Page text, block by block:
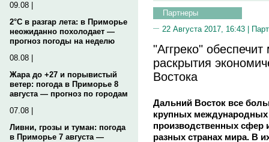
09.08 |
2°C в разгар лета: в Приморье
неожиданно похолодает —
прогноз погоды на неделю
08.08 |
Жара до +27 и порывистый
ветер: погода в Приморье 8
августа — прогноз по городам
07.08 |
Ливни, грозы и туман: погода
в Приморье 7 августа —
Партнеры
22 Августа 2017, 16:43 |
"Аггреко"
раскрытия
Востока
Дальний Восток все
крупных
производственных
разных странах мира. В